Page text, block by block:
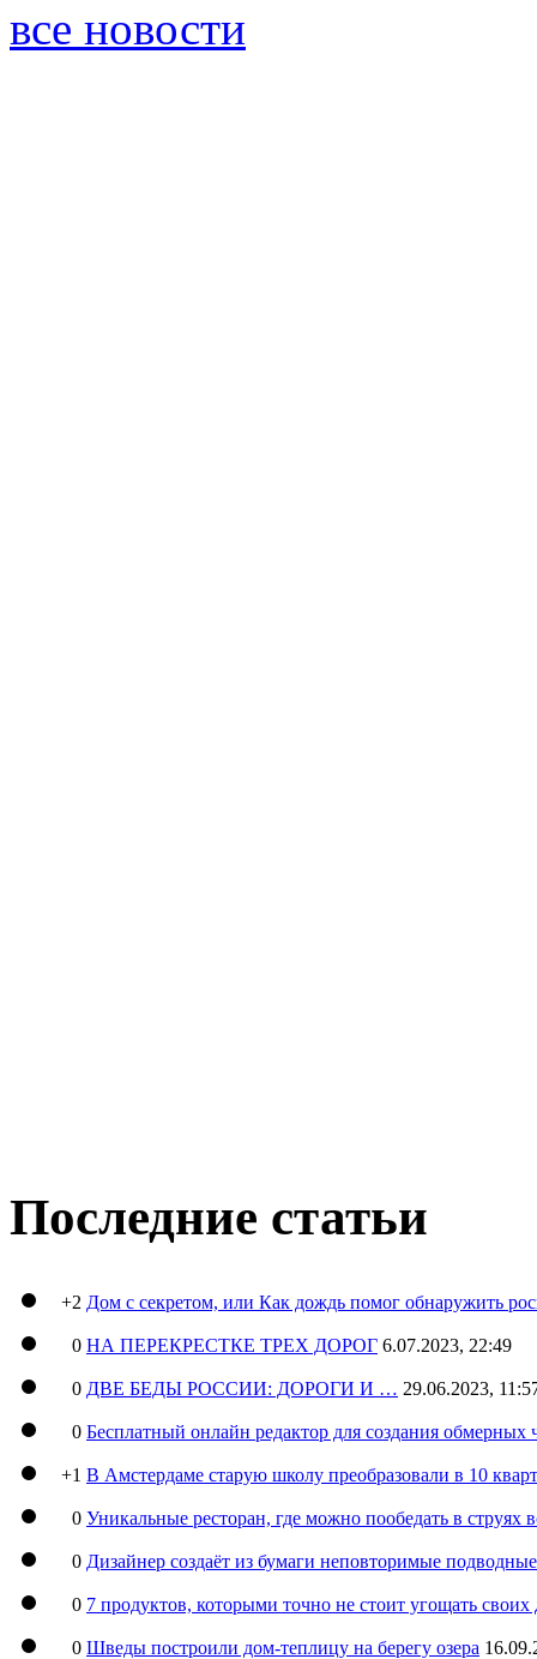
все новости
Последние статьи
+2 Дом с секретом, или Как дождь помог обнаружить
0 НА ПЕРЕКРЕСТКЕ ТРЕХ ДОРОГ 6.07.2023, 22:49
0 ДВЕ БЕДЫ РОССИИ: ДОРОГИ И … 29.06.2023,
0 Бесплатный онлайн редактор для создания обмерных
+1 В Амстердаме старую школу преобразовали в 10
0 Уникальные ресторан, где можно пообедать в струях
0 Дизайнер создаёт из бумаги неповторимые
0 7 продуктов, которыми точно не стоит угощать
0 Шведы построили дом-теплицу на берегу озера